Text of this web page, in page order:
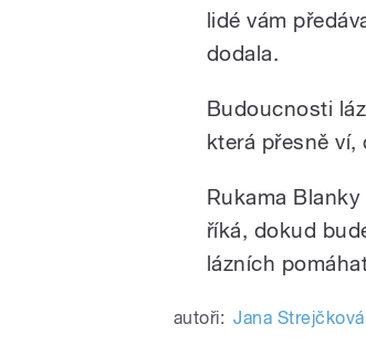
lidé vám
dodala.
Budoucnosti
která přesně ví,
Rukama
říká, dokud
lázních
autoři: Jana Strejčková